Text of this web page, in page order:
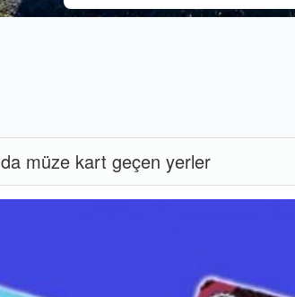
müze kart geçen yerler